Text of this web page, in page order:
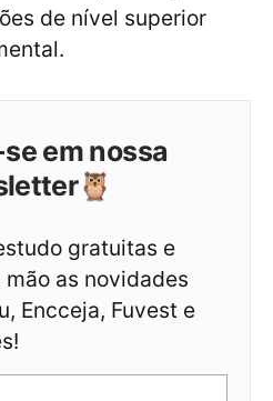
de nível superior
em nossa
gratuitas e
as novidades
Encceja, Fuvest e